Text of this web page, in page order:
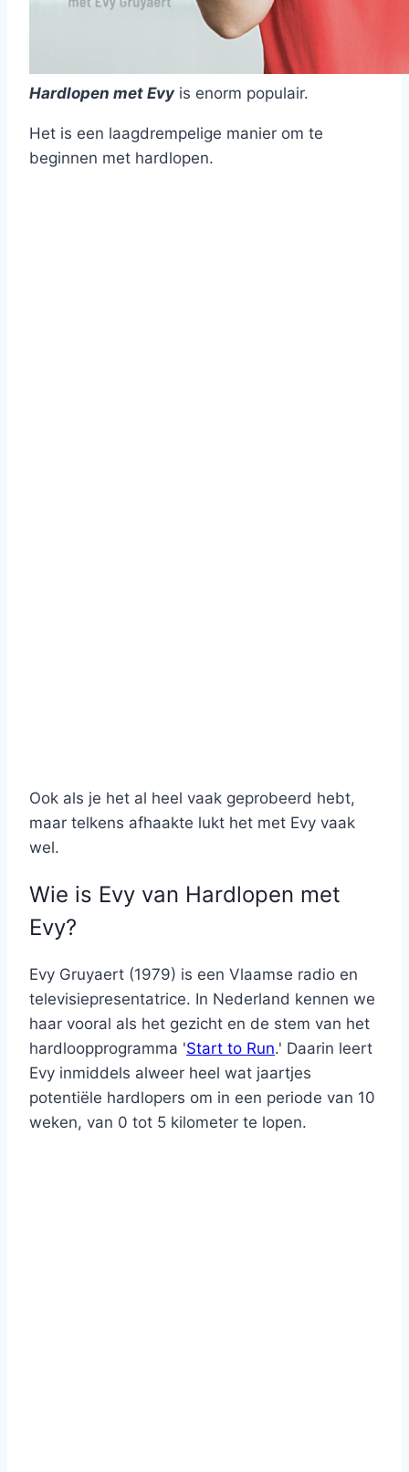
Hardlopen met Evy is enorm populair.
Het is een laagdrempelige manier om te
beginnen met hardlopen.
Ook als je het al heel vaak geprobeerd hebt,
maar telkens afhaakte lukt het met Evy vaak
wel.
Wie is Evy van Hardlopen met
Evy?
Evy Gruyaert (1979) is een Vlaamse radio en
televisiepresentatrice. In Nederland kennen we
haar vooral als het gezicht en de stem van het
hardloopprogramma 'Start to Run.' Daarin leert
Evy inmiddels alweer heel wat jaartjes
potentiële hardlopers om in een periode van 10
weken, van 0 tot 5 kilometer te lopen.